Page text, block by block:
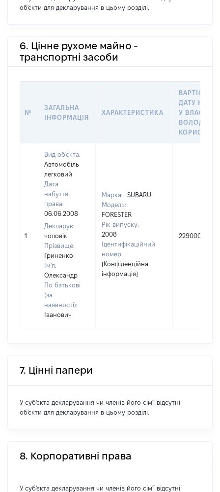
об'єкти для декларування в цьому розділі.
6. Цінне рухоме майно -
транспортні засоби
№
ЗАГАЛЬНА
ІНФОРМАЦІЯ
ХАРАКТЕРИСТИКА
ВАРТІСТЬ
ДАТУ
У
1
Вид об'єкта:
Автомобіль
легковий
Дата
набуття
права:
06.06.2008
Декларує:
чоловік
Прізвище:
Гриненко
Ім'я:
Олександр
По батькові
(за
наявності):
Іванович
Марка:
SUBARU
Модель:
FORESTER
Рік випуску:
2008
Ідентифікаційний
номер:
[Конфіденційна
інформація]
229000
7. Цінні папери
У суб'єкта декларування чи членів його сім'ї відсутні
об'єкти для декларування в цьому розділі.
8. Корпоративні права
У суб'єкта декларування чи членів його сім'ї відсутні